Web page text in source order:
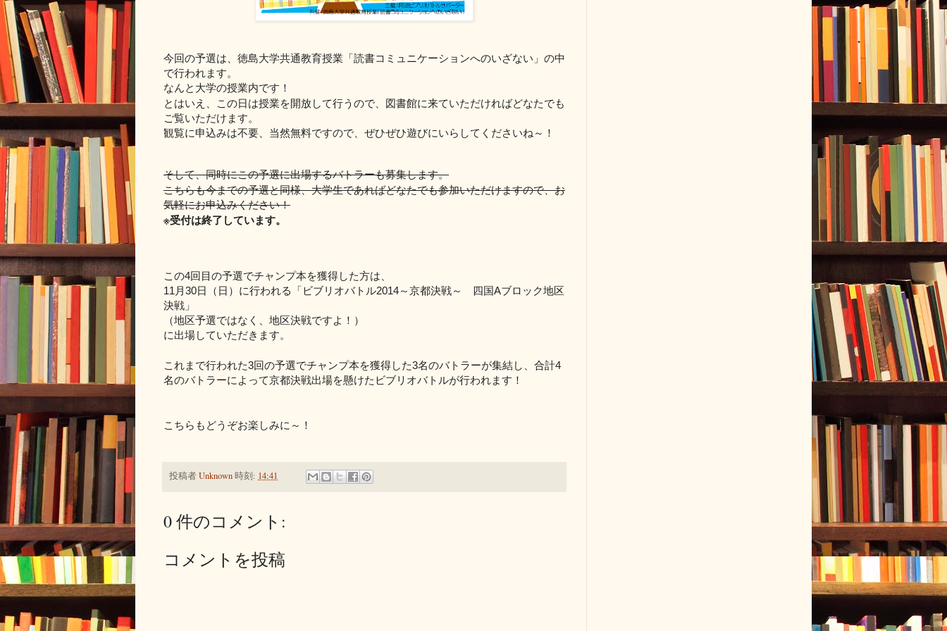
今回の予選は、徳島大学共通教育授業「読書コミュニケーションへのいざない」の中
で行われます。
なんと大学の授業内です！
とはいえ、この日は授業を開放して行うので、図書館に来ていただければどなたでも
ご覧いただけます。
観覧に申込みは不要、当然無料ですので、ぜひぜひ遊びにいらしてくださいね～！
そして、同時にこの予選に出場するバトラーも募集します。
こちらも今までの予選と同様、大学生であればどなたでも参加いただけますので、お
気軽にお申込みください！
※受付は終了しています。
この4回目の予選でチャンプ本を獲得した方は、
11 月30日（日）に行われる「ビブリオバトル2014～京都決戦～ 四国Aブロック地区
決戦」
（地区予選ではなく、地区決戦ですよ！）
に出場していただきます。
これまで行われた3回の予選でチャンプ本を獲得した3名のバトラーが集結し、合計4
名のバトラーによって京都決戦出場を懸けたビブリオバトルが行われます！
こちらもどうぞお楽しみに～！
投稿者Unknown時刻: 14:41
0 件のコメント:
コメントを投稿